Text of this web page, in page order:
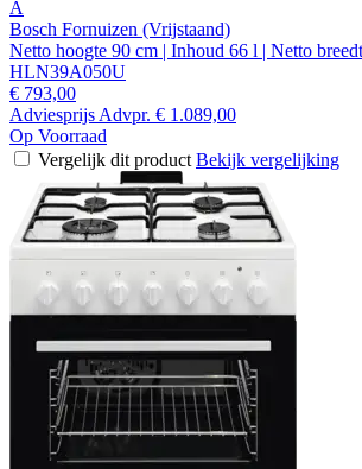
A
Bosch Fornuizen (Vrijstaand)
Netto hoogte 90 cm | Inhoud 66 l | Netto
HLN39A050U
€ 793,00
Adviesprijs Advpr. € 1.089,00
Op Voorraad
Vergelijk dit product Bekijk vergelijking